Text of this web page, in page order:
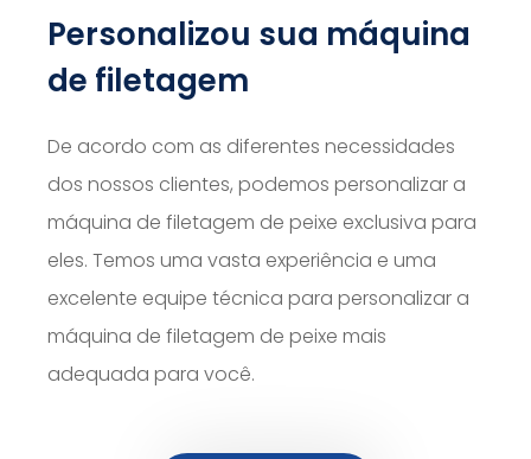
Personalizou sua máquina
de filetagem
De acordo com as diferentes necessidades
dos nossos clientes, podemos personalizar a
máquina de filetagem de peixe exclusiva para
eles. Temos uma vasta experiência e uma
excelente equipe técnica para personalizar a
máquina de filetagem de peixe mais
adequada para você.